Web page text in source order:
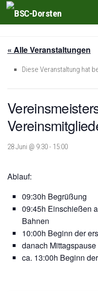
Zum Inhalt springen
« Alle Veranstaltungen
Diese Veranstaltung hat
28 Juni @ 9:30- 15:00
Ablauf:
09:30h Begrüßung
09:45h Einschießen
Bahnen
10:00h Beginn der
danach
ca. 13:00h Beginn